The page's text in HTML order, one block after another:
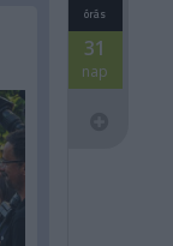
órás
31
nap